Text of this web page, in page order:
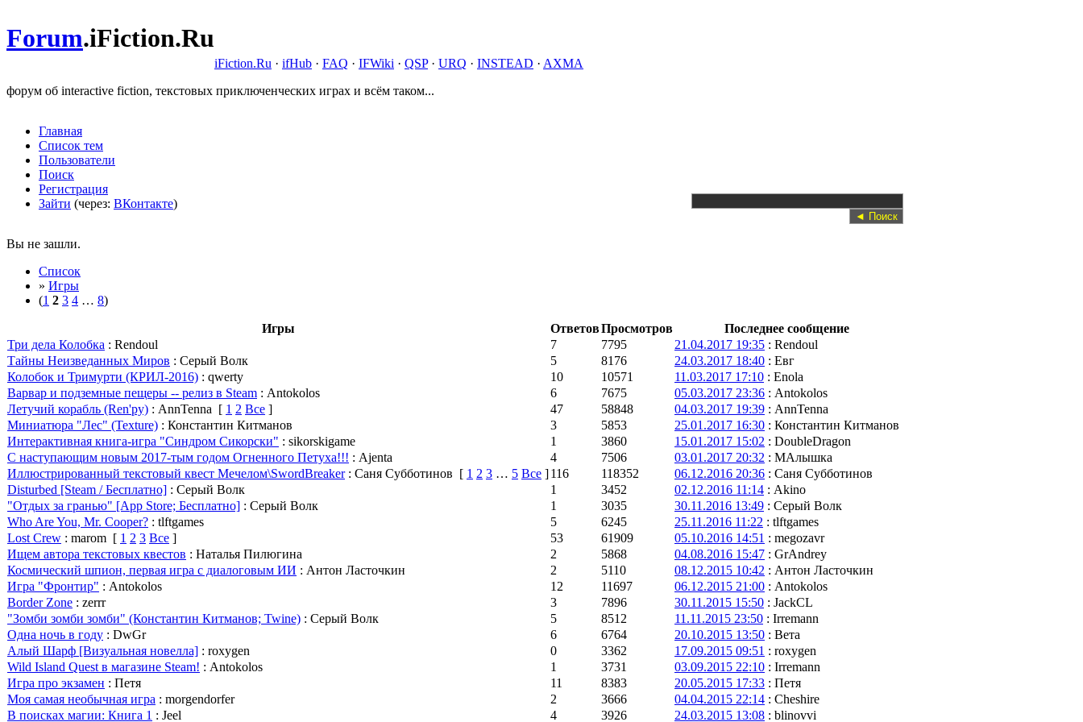
Forum.iFiction.Ru
iFiction.Ru · ifHub · FAQ · IFWiki · QSP· URQ · INSTEAD · AXMA
форум об interactive fiction, текстовых приключенческих играх и всём таком...
Главная
Список тем
Пользователи
Поиск
Регистрация
Зайти (через: ВКонтакте)
Вы не зашли.
Список
» Игры
(1 2 3 4 … 8)
Игры ОтветовПросмотров
Последнее сообщение
Три дела Колобка : Rendoul 7 7795 21.04.2017 19:35 : Rendoul
Тайны Неизведанных Миров : Серый Волк 5 8176 24.03.2017 18:40 : Евг
Колобок и Тримурти (КРИЛ-2016) : qwerty 10 10571 11.03.2017 17:10 : Enola
Варвар и подземные пещеры -- релиз в Steam : Antokolos 6 7675 05.03.2017 23:36 : Antokolos
Летучий корабль (Ren'py) : AnnTenna [ 1 2 Все ] 47 58848 04.03.2017 19:39 : AnnTenna
Миниатюра "Лес" (Texture) : Константин Китманов 3 5853 25.01.2017 16:30 : Константин Китманов
Интерактивная книга-игра "Синдром Сикорски" : sikorskigame 1 3860 15.01.2017 15:02 : DoubleDragon
С наступающим новым 2017-тым годом Огненного Петуха!!! : Ajenta 4 7506 03.01.2017 20:32 : МАлышка
Иллюстрированный текстовый квест Мечелом\SwordBreaker : Саня Субботинов [ 1 2 3 … 5 Все ]116 118352 06.12.2016 20:36 : Саня Субботинов
Disturbed [Steam / Бесплатно] : Серый Волк 1 3452 02.12.2016 11:14 : Akino
"Отдых за гранью" [App Store; Бесплатно] : Серый Волк 1 3035 30.11.2016 13:49 : Серый Волк
Who Are You, Mr. Cooper? : tlftgames 5 6245 25.11.2016 11:22 : tlftgames
Lost Crew : marom [ 1 2 3 Все ] 53 61909 05.10.2016 14:51 : megozavr
Ищем автора текстовых квестов : Наталья Пилюгина 2 5868 04.08.2016 15:47 : GrAndrey
Космический шпион, первая игра с диалоговым ИИ : Антон Ласточкин 2 5110 08.12.2015 10:42 : Антон Ласточкин
Игра "Фронтир" : Antokolos 12 11697 06.12.2015 21:00 : Antokolos
Border Zone : zerrr 3 7896 30.11.2015 15:50 : JackCL
"Зомби зомби зомби" (Константин Китманов; Twine) : Серый Волк 5 8512 11.11.2015 23:50 : Irremann
Одна ночь в году : DwGr 6 6764 20.10.2015 13:50 : Вета
Алый Шарф [Визуальная новелла] : roxygen 0 3362 17.09.2015 09:51 : roxygen
Wild Island Quest в магазине Steam! : Antokolos 1 3731 03.09.2015 22:10 : Irremann
Игра про экзамен : Петя 11 8383 20.05.2015 17:33 : Петя
Моя самая необычная игра : morgendorfer 2 3666 04.04.2015 22:14 : Cheshire
В поисках магии: Книга 1 : Jeel 4 3926 24.03.2015 13:08 : blinovvi